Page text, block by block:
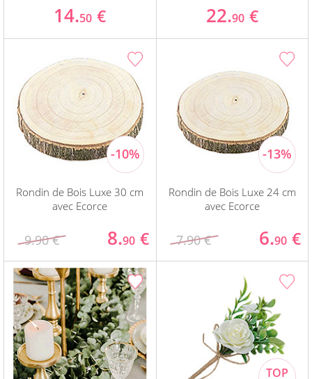
14.50 € 22.90 €
Rondin de Bois Luxe 30 cm
avec Ecorce
9.90 € 8.90 €
Rondin de Bois Luxe 24 cm
avec Ecorce
7.90 € 6.90 €